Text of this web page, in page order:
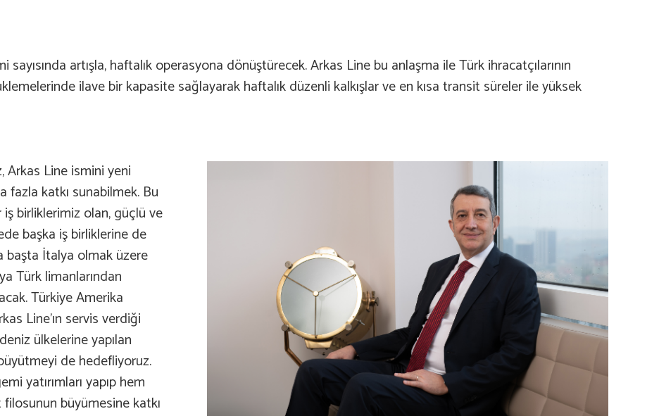
sayısında artışla, haftalık operasyona dönüştürecek. Arkas Line bu anlaşma ile Türk ihracatçılarının
ilave bir kapasite sağlayarak haftalık düzenli kalkışlar ve en kısa transit süreler ile yüksek
Arkas Line ismini yeni
fazla katkı sunabilmek. Bu
iş birliklerimiz olan, güçlü ve
başka iş birliklerine de
başta İtalya olmak üzere
Türk limanlarından
Türkiye Amerika
Line’ın servis verdiği
ülkelerine yapılan
de hedefliyoruz.
yatırımları yapıp hem
büyümesine katkı